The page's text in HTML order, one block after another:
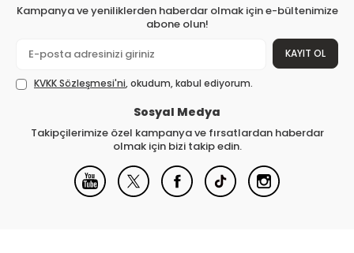
Kampanya ve yeniliklerden haberdar olmak için e-bültenimize
abone olun!
KAYIT OL
KVKK Sözleşmesi'ni, okudum, kabul ediyorum.
Sosyal Medya
Takipçilerimize özel kampanya ve fırsatlardan haberdar
olmak için bizi takip edin.